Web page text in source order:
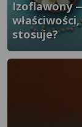
}" />
Izoflawony
stosuje?